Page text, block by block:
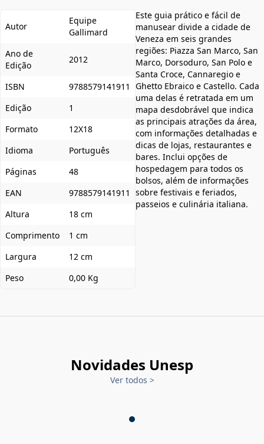
Autor
Equipe
Gallimard
Ano de
Edição
2012
ISBN
9788579141911
Edição
1
Formato
12X18
Idioma
Português
Páginas
48
EAN
9788579141911
Altura
18 cm
Comprimento
1 cm
Largura
12 cm
Peso
0,00 Kg
Este guia prático e fácil de
manusear divide a cidade de
Veneza em seis grandes
regiões: Piazza San Marco, San
Marco, Dorsoduro, San Polo e
Santa Croce, Cannaregio e
Ghetto Ebraico e Castello. Cada
uma delas é retratada em um
mapa desdobrável que indica
as principais atrações da área,
com informações detalhadas e
dicas de lojas, restaurantes e
bares. Inclui opções de
hospedagem para todos os
bolsos, além de informações
sobre festivais e feriados,
passeios e culinária italiana.
Novidades Unesp
Ver todos >